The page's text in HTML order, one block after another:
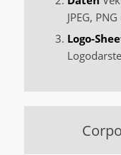
JPEG,
Logo-